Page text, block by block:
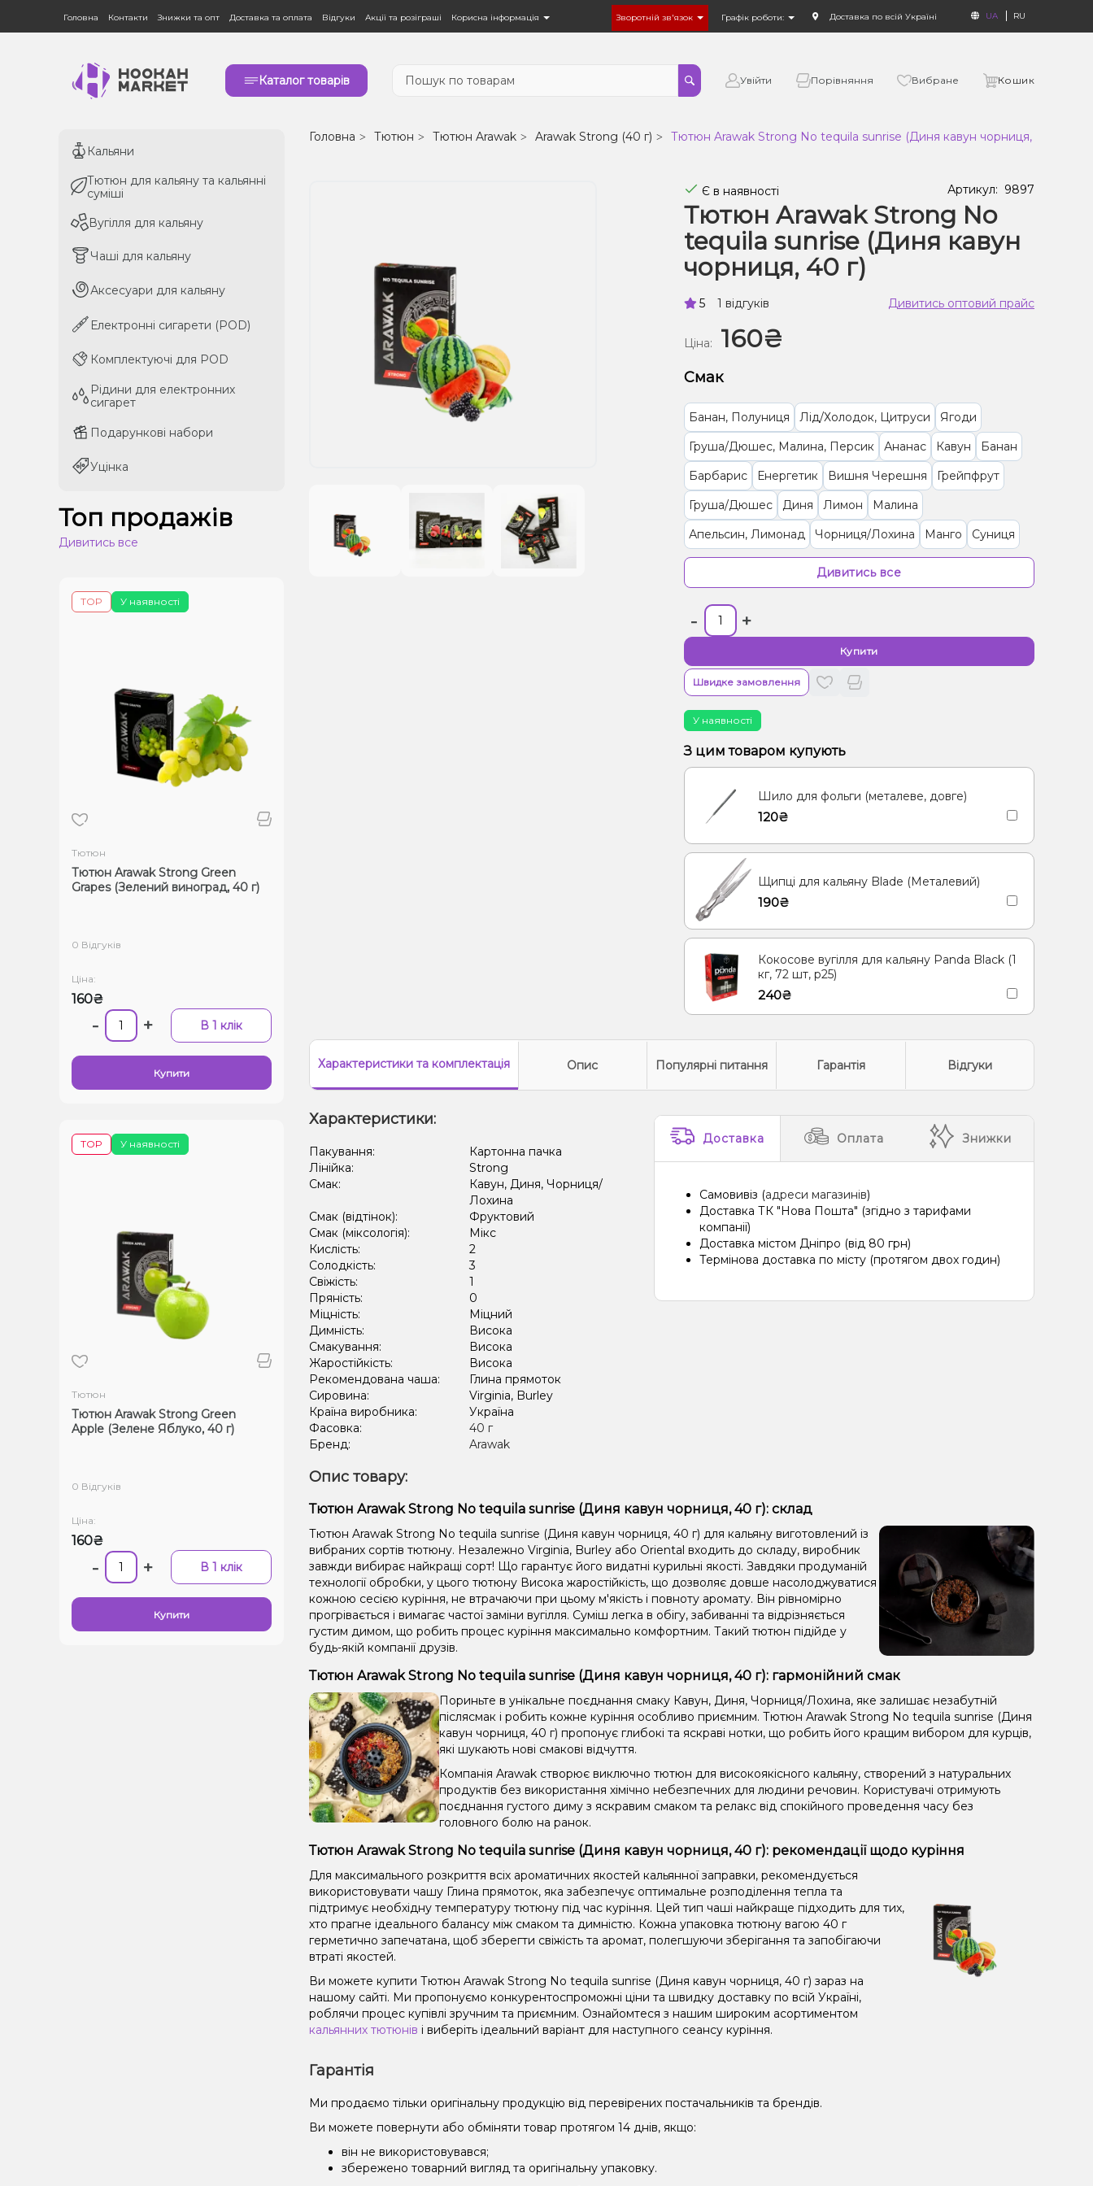
Головна Контакти Знижки та опт Доставка та оплата Відгуки Акції та розіграші Корисна інформація Зворотній зв'язок Графік роботи: Доставка по всій Україні UA RU
Каталог товарів Увійти Порівняння Вибране Кошик
Кальяни
Тютюн для кальяну та кальянні
суміші
Вугілля для кальяну
Чаші для кальяну
Аксесуари для кальяну
Електронні сигарети (POD)
Комплектуючі для POD
Рідини для електронних
сигарет
Подарункові набори
Уцінка
Кальяни
Тютюн для кальяну та кальянні
суміші
Вугілля для кальяну
Чаші для кальяну
Аксесуари для кальяну
Електронні сигарети (POD)
Комплектуючі для POD
Рідини для електронних
сигарет
Подарункові набори
Уцінка
Топ продажів
Дивитись все
У наявності
TOP
Тютюн
Тютюн Arawak Strong Green
Grapes (Зелений виноград, 40 г)
0 Відгуків
Ціна:
160₴
- + В 1 клік
Купити
У наявності
TOP
Тютюн
Тютюн Arawak Strong Green
Apple (Зелене Яблуко, 40 г)
0 Відгуків
Ціна:
160₴
- + В 1 клік
Купити
Головна Тютюн Тютюн Arawak Arawak Strong (40 г) Тютюн Arawak Strong No tequila sunrise (Диня кавун чорниця, 40 г)
Є в наявності Артикул: 9897
Тютюн Arawak Strong No
tequila sunrise (Диня кавун
чорниця, 40 г)
5 1 відгуків Дивитись оптовий прайс
Ціна: 160₴
Смак
Банан, Полуниця Лід/Холодок, Цитруси
Ягоди
Груша/Дюшес, Малина, Персик
Ананас Кавун
Банан
Барбарис
Енергетик Вишня Черешня
Грейпфрут
Груша/Дюшес
Диня Лимон
Малина
Апельсин, Лимонад
Чорниця/Лохина Манго
Суниця
Яблуко
Кавун, Диня, Чорниця/Лохина
Мультифрукт
Вишня/Черешня, Льод/Холодок, Яблуко
Вишня/Черешня, Кола, Лід/Холодок
Дивитись все
- +
Купити
Швидке замовлення
У наявності
З цим товаром купують
Шило для фольги (металеве, довге)
120₴
Щипці для кальяну Blade (Металевий)
190₴
Кокосове вугілля для кальяну Panda Black (1
кг, 72 шт, р25)
240₴
Характеристикита комплектація Опис Популярні питання Гарантія Відгуки
Характеристики:
Пакування:
Картонна пачка
Лінійка:
Strong
Смак:
Кавун, Диня, Чорниця/
Лохина
Смак (відтінок):
Фруктовий
Смак (міксологія):
Мікс
Кислість:
2
Солодкість:
3
Свіжість:
1
Пряність:
0
Міцність:
Міцний
Димність:
Висока
Смакування:
Висока
Жаростійкість:
Висока
Рекомендована чаша:
Глина прямоток
Сировина:
Virginia, Burley
Країна виробника:
Україна
Фасовка:
40 г
Бренд:
Arawak
Доставка Оплата Знижки
Самовивіз (адреси магазинів)
Доставка ТК "Нова Пошта" (згідно з тарифами
компанії)
Доставка містом Дніпро (від 80 грн)
Термінова доставка по місту (протягом двох годин)
Опис товару:
Тютюн Arawak Strong No tequila sunrise (Диня кавун чорниця, 40 г): склад
Тютюн Arawak Strong No tequila sunrise (Диня кавун чорниця, 40 г) для кальяну виготовлений із
вибраних сортів тютюну. Незалежно Virginia, Burley або Oriental входить до складу, виробник
завжди вибирає найкращі сорт! Що гарантує його видатні курильні якості. Завдяки продуманій
технології обробки, у цього тютюну Висока жаростійкість, що дозволяє довше насолоджуватися
кожною сесією куріння, не втрачаючи при цьому м'якість і повноту аромату. Він рівномірно
прогрівається і вимагає частої заміни вугілля. Суміш легка в обігу, забиванні та відрізняється
густим димом, що робить процес куріння максимально комфортним. Такий тютюн підійде у
будь-якій компанії друзів.
Тютюн Arawak Strong No tequila sunrise (Диня кавун чорниця, 40 г): гармонійний смак
Пориньте в унікальне поєднання смаку Кавун, Диня, Чорниця/Лохина, яке залишає незабутній
післясмак і робить кожне куріння особливо приємним. Тютюн Arawak Strong No tequila sunrise (Диня
кавун чорниця, 40 г) пропонує глибокі та яскраві нотки, що робить його кращим вибором для курців,
які шукають нові смакові відчуття.
Компанія Arawak створює виключно тютюн для високоякісного кальяну, створений з натуральних
продуктів без використання хімічно небезпечних для людини речовин. Користувачі отримують
поєднання густого диму з яскравим смаком та релакс від спокійного проведення часу без
головного болю на ранок.
Тютюн Arawak Strong No tequila sunrise (Диня кавун чорниця, 40 г): рекомендації щодо куріння
Для максимального розкриття всіх ароматичних якостей кальянної заправки, рекомендується
використовувати чашу Глина прямоток, яка забезпечує оптимальне розподілення тепла та
підтримує необхідну температуру тютюну під час куріння. Цей тип чаші найкраще підходить для тих,
хто прагне ідеального балансу між смаком та димністю. Кожна упаковка тютюну вагою 40 г
герметично запечатана, щоб зберегти свіжість та аромат, полегшуючи зберігання та запобігаючи
втраті якостей.
Ви можете купити Тютюн Arawak Strong No tequila sunrise (Диня кавун чорниця, 40 г) зараз на
нашому сайті. Ми пропонуємо конкурентоспроможні ціни та швидку доставку по всій Україні,
роблячи процес купівлі зручним та приємним. Ознайомтеся з нашим широким асортиментом
кальянних тютюнів і виберіть ідеальний варіант для наступного сеансу куріння.
Гарантія
Ми продаємо тільки оригінальну продукцію від перевірених постачальників та брендів.
Ви можете повернути або обміняти товар протягом 14 днів, якщо:
він не використовувався;
збережено товарний вигляд та оригінальну упаковку.